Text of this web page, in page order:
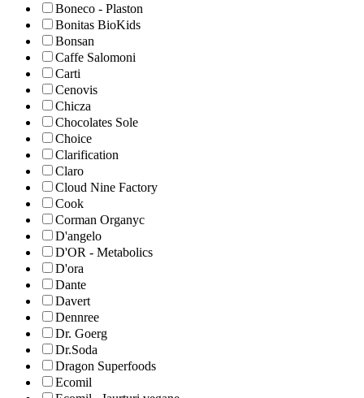
Boneco - Plaston
Bonitas BioKids
Bonsan
Caffe Salomoni
Carti
Cenovis
Chicza
Chocolates Sole
Choice
Clarification
Claro
Cloud Nine Factory
Cook
Corman Organyc
D'angelo
D'OR - Metabolics
D'ora
Dante
Davert
Dennree
Dr. Goerg
Dr.Soda
Dragon Superfoods
Ecomil